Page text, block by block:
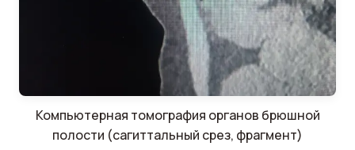
Компьютерная томография органов брюшной
полости (сагиттальный срез, фрагмент)